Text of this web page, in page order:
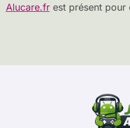
Alucare.frest présent pour